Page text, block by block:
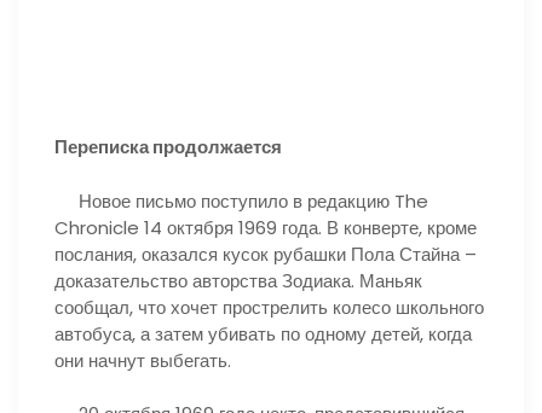
Переписка продолжается
Новое письмо поступило в редакцию The
Chronicle 14 октября 1969 года. В конверте, кроме
послания, оказался кусок рубашки Пола Стайна –
доказательство авторства Зодиака. Маньяк
сообщал, что хочет прострелить колесо школьного
автобуса, а затем убивать по одному детей, когда
они начнут выбегать.